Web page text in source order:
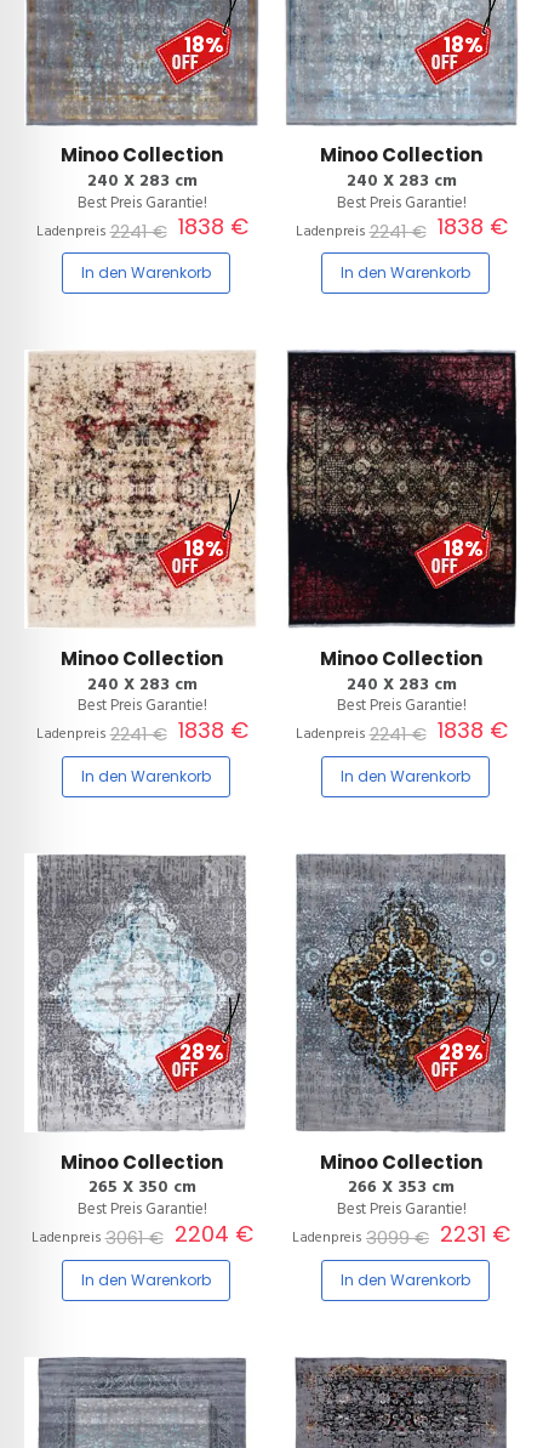
18%
Minoo Collection
240 X 283 cm
Best Preis Garantie!
Ladenpreis2241 € 1838 €
In den Warenkorb
18%
Minoo Collection
240 X 283 cm
Best Preis Garantie!
Ladenpreis2241 € 1838 €
In den Warenkorb
18%
Minoo Collection
240 X 283 cm
Best Preis Garantie!
Ladenpreis2241 € 1838 €
In den Warenkorb
18%
Minoo Collection
240 X 283 cm
Best Preis Garantie!
Ladenpreis2241 € 1838 €
In den Warenkorb
28%
Minoo Collection
265 X 350 cm
Best Preis Garantie!
Ladenpreis3061 € 2204 €
In den Warenkorb
28%
Minoo Collection
266 X 353 cm
Best Preis Garantie!
Ladenpreis 3099 € 2231 €
In den Warenkorb